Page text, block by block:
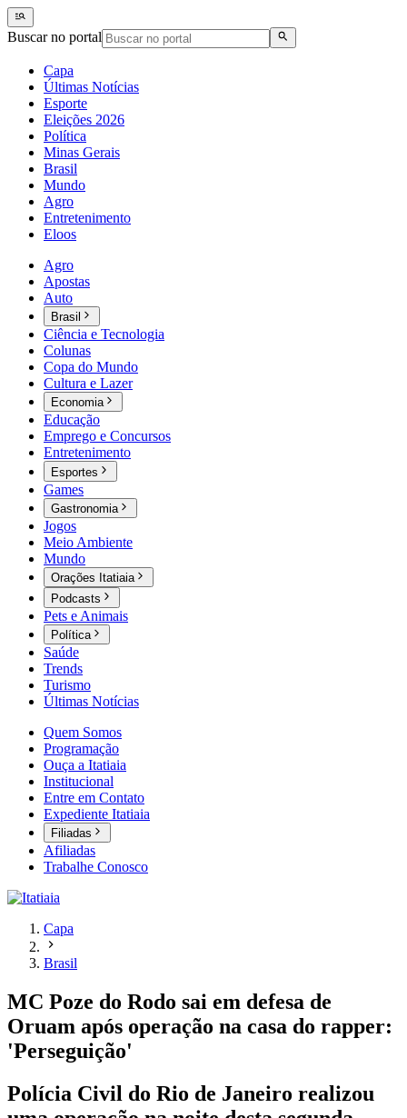
Buscar no portal
Capa
Últimas Notícias
Esporte
Eleições 2026
Política
Minas Gerais
Brasil
Mundo
Agro
Entretenimento
Eloos
Agro
Apostas
Auto
Brasil
Ciência e Tecnologia
Colunas
Copa do Mundo
Cultura e Lazer
Economia
Educação
Emprego e Concursos
Entretenimento
Esportes
Games
Gastronomia
Jogos
Meio Ambiente
Mundo
Orações Itatiaia
Podcasts
Pets e Animais
Política
Saúde
Trends
Turismo
Últimas Notícias
Quem Somos
Programação
Ouça a Itatiaia
Institucional
Entre em Contato
Expediente Itatiaia
Filiadas
Afiliadas
Trabalhe Conosco
Capa
Brasil
MC Poze do Rodo sai em defesa de
Oruam após operação na casa do rapper:
'Perseguição'
Polícia Civil do Rio de Janeiro realizou